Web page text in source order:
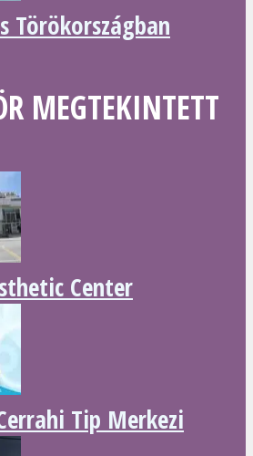
Törökországban
MEGTEKINTETT
Center
Tip Merkezi